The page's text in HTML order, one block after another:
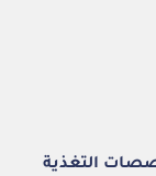
التغذية